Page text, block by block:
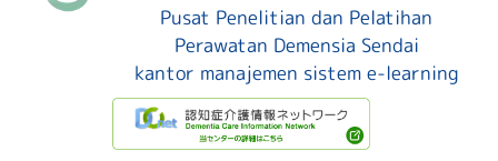
Pusat Penelitian dan Pelatihan
Perawatan Demensia Sendai
kantor manajemen sistem e-learning